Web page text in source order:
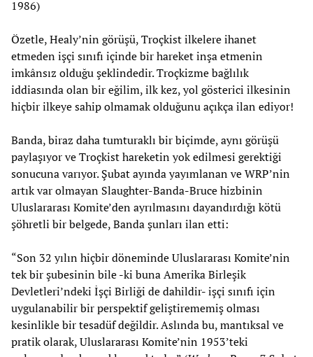
1986)
Özetle, Healy’nin görüşü, Troçkist ilkelere ihanet
etmeden işçi sınıfı içinde bir hareket inşa etmenin
imkânsız olduğu şeklindedir. Troçkizme bağlılık
iddiasında olan bir eğilim, ilk kez, yol gösterici ilkesinin
hiçbir ilkeye sahip olmamak olduğunu açıkça ilan ediyor!
Banda, biraz daha tumturaklı bir biçimde, aynı görüşü
paylaşıyor ve Troçkist hareketin yok edilmesi gerektiği
sonucuna varıyor. Şubat ayında yayımlanan ve WRP’nin
artık var olmayan Slaughter-Banda-Bruce hizbinin
Uluslararası Komite’den ayrılmasını dayandırdığı kötü
şöhretli bir belgede, Banda şunları ilan etti:
“Son 32 yılın hiçbir döneminde Uluslararası Komite’nin
tek bir şubesinin bile -ki buna Amerika Birleşik
Devletleri’ndeki İşçi Birliği de dahildir- işçi sınıfı için
uygulanabilir bir perspektif geliştirememiş olması
kesinlikle bir tesadüf değildir. Aslında bu, mantıksal ve
pratik olarak, Uluslararası Komite’nin 1953’teki